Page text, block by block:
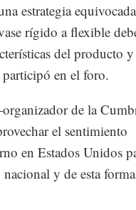
estrategia
rígido a flexible
del producto
en el foro.
de la
el sentimiento
en Estados Unidos
y de esta forma